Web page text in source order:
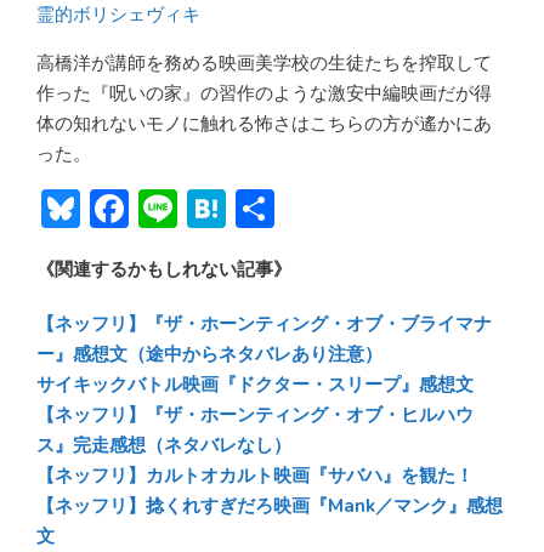
霊的ボリシェヴィキ
高橋洋が講師を務める映画美学校の生徒たちを搾取して
作った『呪いの家』の習作のような激安中編映画だが得
体の知れないモノに触れる怖さはこちらの方が遙かにあ
った。
Bl
u
e
sk
y
F
ac
e
b
o
ok
Li
n
e
H
at
e
n
a
有
《関連するかもしれない記事》
【ネッフリ】『ザ・ホーンティング・オブ・ブライマナ
ー』感想文（途中からネタバレあり注意）
サイキックバトル映画『ドクター・スリープ』感想文
【ネッフリ】『ザ・ホーンティング・オブ・ヒルハウ
ス』完走感想（ネタバレなし）
【ネッフリ】カルトオカルト映画『サバハ』を観た！
【ネッフリ】捻くれすぎだろ映画『Mank／マンク』感想
文